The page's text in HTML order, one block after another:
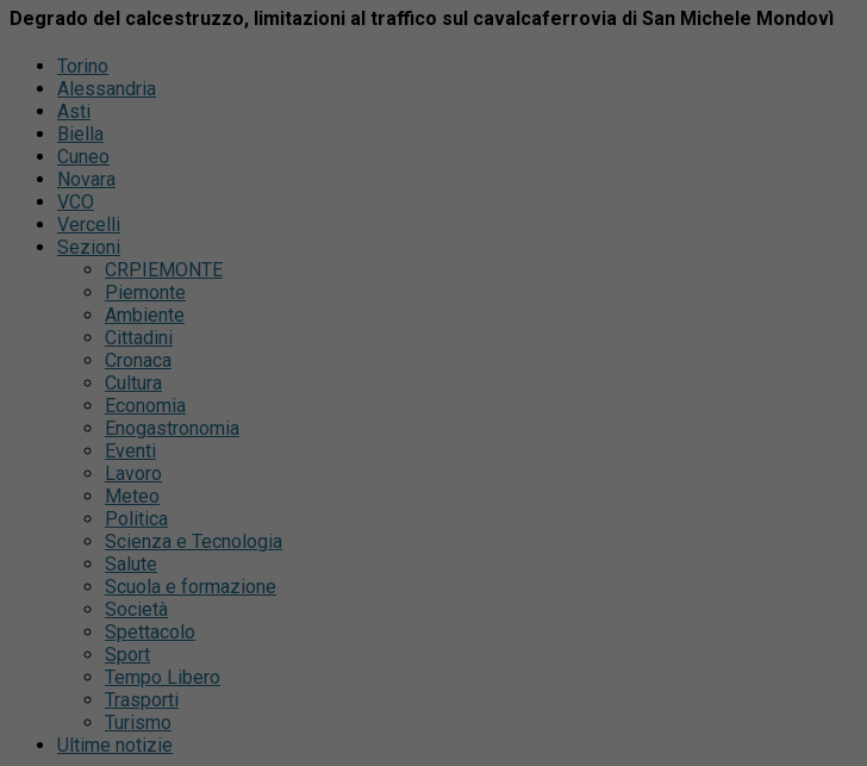
Degrado del calcestruzzo, limitazioni al traffico sul cavalcaferrovia di San Michele Mondovì
Torino
Alessandria
Asti
Biella
Cuneo
Novara
VCO
Vercelli
Sezioni
CRPIEMONTE
Piemonte
Ambiente
Cittadini
Cronaca
Cultura
Economia
Enogastronomia
Eventi
Lavoro
Meteo
Politica
Scienza e Tecnologia
Salute
Scuola e formazione
Società
Spettacolo
Sport
Tempo Libero
Trasporti
Turismo
Ultime notizie